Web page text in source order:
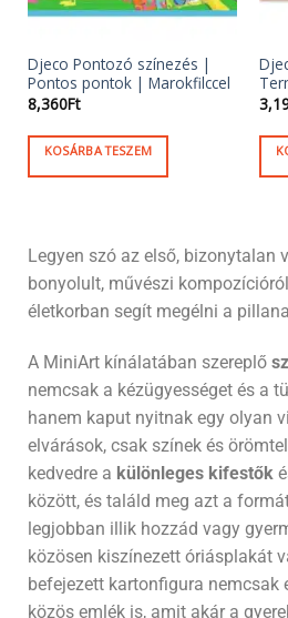
Djeco Pontozó színezés |
Pontos pontok | Marokfilccel
8,360Ft
KOSÁRBA TESZEM
Legyen szó az első, bizonytalan
bonyolult, művészi
életkorban segít megélni a
A MiniArt kínálatában szereplő
nemcsak a kézügyességet és a
hanem kaput nyitnak egy olyan
elvárások, csak színek és
kedvedre a különleges kifestők
között, és találd meg azt a
legjobban illik hozzád vagy
közösen kiszínezett óriásplakát
befejezett kartonfigura nemcsak
közös emlék is, amit akár a